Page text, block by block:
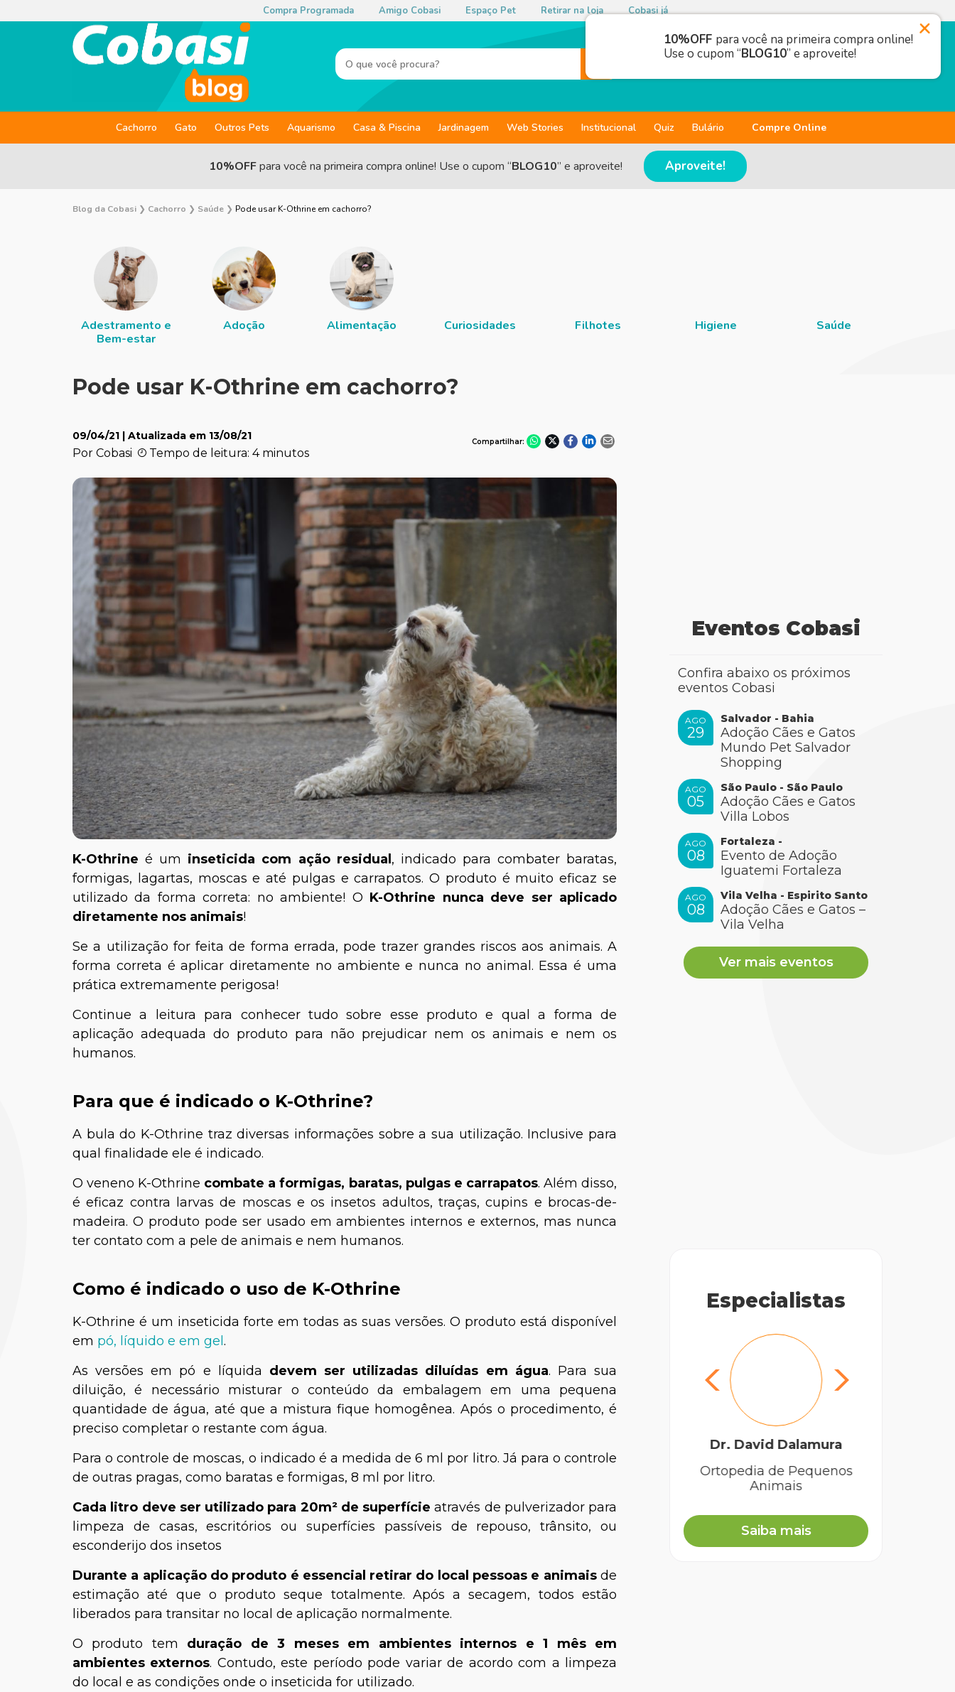
Compra Programada Amigo Cobasi Espaço Pet Retirar na loja Cobasi já
Cachorro Gato Outros Pets Aquarismo Casa & Piscina Jardinagem Web Stories Institucional Quiz Bulário Compre Online
10%OFFpara você na primeira compra online! Use o cupom “BLOG10” e aproveite! Aproveite!
Blog da Cobasi ❯ Cachorro ❯ Saúde ❯ Pode usar K-Othrine em cachorro?
Adestramento e
Bem-estar
Adoção Alimentação Curiosidades Filhotes Higiene Saúde
Pode usar K-Othrine em cachorro?
09/04/21 | Atualizada em 13/08/21
Por Cobasi Tempo de leitura: 4 minutos
Compartilhar:
K-Othrineé um inseticida com ação residual, indicado para combater baratas,
formigas, lagartas, moscas e até pulgas e carrapatos. O produto é muito eficaz se
utilizado da forma correta: no ambiente! O K-Othrine nunca deve ser aplicado
diretamente nos animais!
Se a utilização for feita de forma errada, pode trazer grandes riscos aos animais. A
forma correta é aplicar diretamente no ambiente e nunca no animal. Essa é uma
prática extremamente perigosa!
Continue a leitura para conhecer tudo sobre esse produto e qual a forma de
aplicação adequada do produto para não prejudicar nem os animais e nem os
humanos.
Para que é indicado o K-Othrine?
A bula do K-Othrine traz diversas informações sobre a sua utilização. Inclusive para
qual finalidade ele é indicado.
O veneno K-Othrine combate a formigas, baratas, pulgas e carrapatos. Além disso,
é eficaz contra larvas de moscas e os insetos adultos, traças, cupins e brocas-de-
madeira. O produto pode ser usado em ambientes internos e externos, mas nunca
ter contato com a pele de animais e nem humanos.
Como é indicado o uso de K-Othrine
K-Othrine é um inseticida forte em todas as suas versões. O produto está disponível
em pó, líquido e em gel.
As versões em pó e líquida devem ser utilizadas diluídas em água. Para sua
diluição, é necessário misturar o conteúdo da embalagem em uma pequena
quantidade de água, até que a mistura fique homogênea. Após o procedimento, é
preciso completar o restante com água.
Para o controle de moscas, o indicado é a medida de 6 ml por litro. Já para o controle
de outras pragas, como baratas e formigas, 8 ml por litro.
Cada litro deve ser utilizado para 20m² de superfícieatravés de pulverizador para
limpeza de casas, escritórios ou superfícies passíveis de repouso, trânsito, ou
esconderijo dos insetos
Durante a aplicação do produto é essencial retirar do local pessoas e animaisde
estimação até que o produto seque totalmente. Após a secagem, todos estão
liberados para transitar no local de aplicação normalmente.
O produto tem duração de 3 meses em ambientes internos e 1 mês em
ambientes externos. Contudo, este período pode variar de acordo com a limpeza
do local e as condições onde o inseticida for utilizado.
Eventos Cobasi
Confira abaixo os próximos
eventos Cobasi
AGO
29
Salvador - Bahia
Adoção Cães e Gatos
Mundo Pet Salvador
Shopping
AGO
05
São Paulo - São Paulo
Adoção Cães e Gatos
Villa Lobos
AGO
08
Fortaleza -
Evento de Adoção
Iguatemi Fortaleza
AGO
08
Vila Velha - Espirito Santo
Adoção Cães e Gatos –
Vila Velha
Ver mais eventos
Especialistas
Dr. Renato Maurus
Dr. David Dalamura
Ortopedia de Pequenos
Animais
Saiba mais
10%OFF para você na primeira compra online!
Use o cupom “BLOG10” e aproveite!